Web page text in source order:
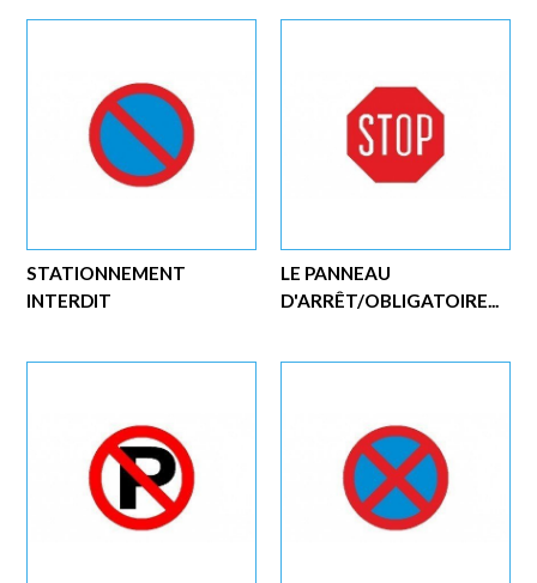
LE PANNEAU
D'ARRÊT/OBLIGATOIRE...
STATIONNEMENT
INTERDIT